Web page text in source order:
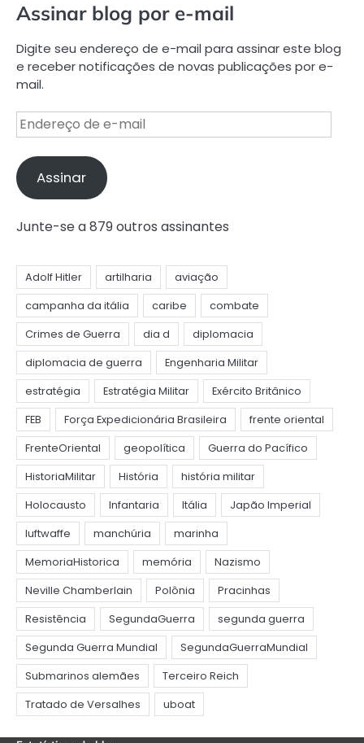
Assinar blog por e-mail
Digite seu endereço de e-mail para assinar este blog
e receber notificações de novas publicações por e-
mail.
Endereço
de
e-
mailAssinar
Junte-se a 879 outros assinantes